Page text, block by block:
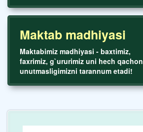
Maktab madhiyasi
Maktabimiz madhiyasi - baxtimiz,
faxrimiz, g`ururimiz uni hech qachon
unutmasligimizni tarannum etadi!